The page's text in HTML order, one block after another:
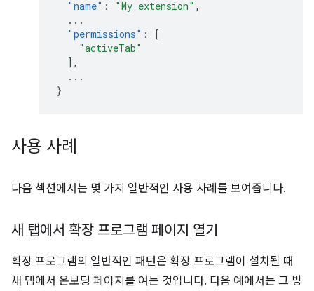
"name" : "My extension" ,
...
"permissions" :
[
"activeTab"
],
...
}
사용 사례
다음 섹션에서는 몇 가지 일반적인 사용 사례를 보여줍니다.
새 탭에서 확장 프로그램 페이지 열기
확장 프로그램의 일반적인 패턴은 확장 프로그램이 설치될 때
새 탭에서 온보딩 페이지를 여는 것입니다. 다음 예에서는 그 방